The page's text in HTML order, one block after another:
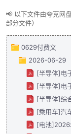
亿元对非银金
市房价改善等
大佬独家观点：
睿、U君笔记
盖全球宏观
思考。
行业周报与专
械（低空经
材（电子布
📢 以下文件由夸克网
部分文件）
0629付费文
2026-06-29
[半导体]电
[半导体]电
[半导体]综
[乘用车]汽
[电池]2026